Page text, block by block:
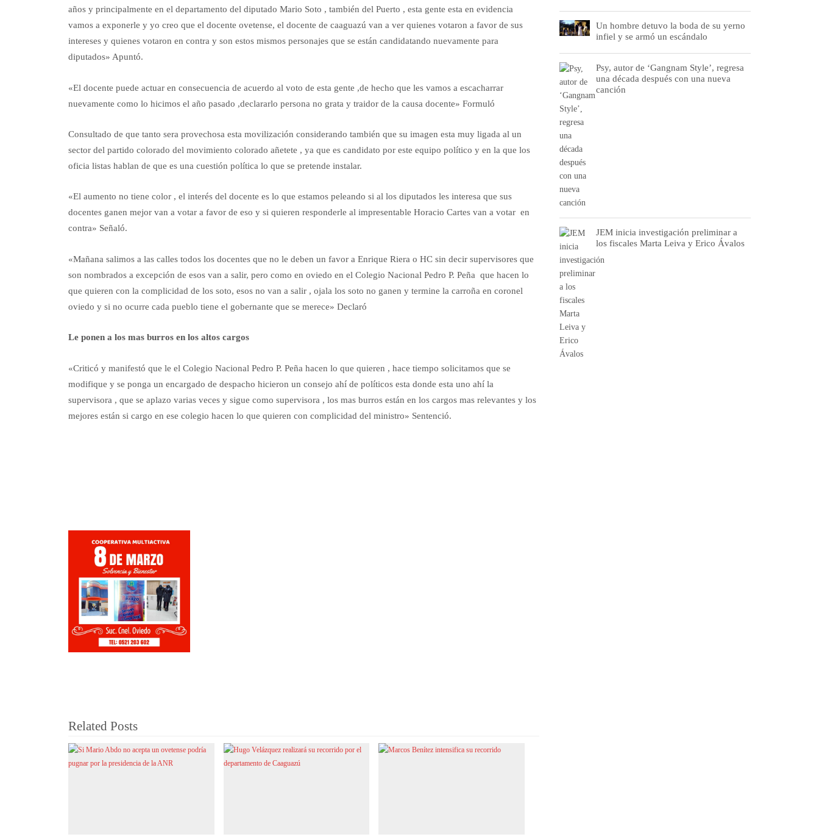
años y principalmente en el departamento del diputado Mario Soto , también del Puerto , esta gente esta en evidencia
vamos a exponerle y yo creo que el docente ovetense, el docente de caaguazú van a ver quienes votaron a favor de sus
intereses y quienes votaron en contra y son estos mismos personajes que se están candidatando nuevamente para
diputados» Apuntó.
«El docente puede actuar en consecuencia de acuerdo al voto de esta gente ,de hecho que les vamos a escacharrar
nuevamente como lo hicimos el año pasado ,declararlo persona no grata y traidor de la causa docente» Formuló
Consultado de que tanto sera provechosa esta movilización considerando también que su imagen esta muy ligada al un
sector del partido colorado del movimiento colorado añetete , ya que es candidato por este equipo político y en la que los
oficia listas hablan de que es una cuestión política lo que se pretende instalar.
«El aumento no tiene color , el interés del docente es lo que estamos peleando si al los diputados les interesa que sus
docentes ganen mejor van a votar a favor de eso y si quieren responderle al impresentable Horacio Cartes van a votar en
contra» Señaló.
«Mañana salimos a las calles todos los docentes que no le deben un favor a Enrique Riera o HC sin decir supervisores que
son nombrados a excepción de esos van a salir, pero como en oviedo en el Colegio Nacional Pedro P. Peña que hacen lo
que quieren con la complicidad de los soto, esos no van a salir , ojala los soto no ganen y termine la carroña en coronel
oviedo y si no ocurre cada pueblo tiene el gobernante que se merece» Declaró
Le ponen a los mas burros en los altos cargos
«Criticó y manifestó que le el Colegio Nacional Pedro P. Peña hacen lo que quieren , hace tiempo solicitamos que se
modifique y se ponga un encargado de despacho hicieron un consejo ahí de políticos esta donde esta uno ahí la
supervisora , que se aplazo varias veces y sigue como supervisora , los mas burros están en los cargos mas relevantes y los
mejores están si cargo en ese colegio hacen lo que quieren con complicidad del ministro» Sentenció.
Related Posts
Un hombre detuvo la boda de su yerno
infiel y se armó un escándalo
Psy, autor de ‘Gangnam Style’, regresa
una década después con una nueva
canción
JEM inicia investigación preliminar a
los fiscales Marta Leiva y Erico Ávalos